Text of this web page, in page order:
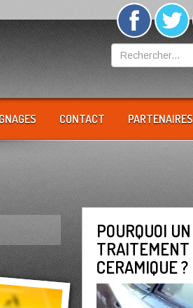
CONTACT PARTENAIRES
POURQUOI UN
TRAITEMENT
CERAMIQUE ?
Lecteur
vidéo